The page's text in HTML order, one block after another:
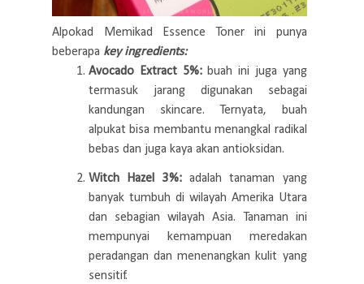
Alpokad Memikad Essence Toner ini punya
beberapa key ingredients:
Avocado Extract 5%:buah ini juga yang
termasuk jarang digunakan sebagai
kandungan skincare. Ternyata, buah
alpukat bisa membantu menangkal radikal
bebas dan juga kaya akan antioksidan.
Witch Hazel 3%: adalah tanaman yang
banyak tumbuh di wilayah Amerika Utara
dan sebagian wilayah Asia. Tanaman ini
mempunyai kemampuan meredakan
peradangan dan menenangkan kulit yang
sensitif.